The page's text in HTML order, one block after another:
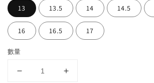
13 13.5 14 14.5
16 16.5 17
數量